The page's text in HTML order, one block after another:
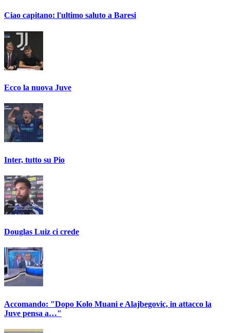
Ciao capitano: l'ultimo saluto a Baresi
Ecco la nuova Juve
Inter, tutto su Pio
Douglas Luiz ci crede
Accomando: "Dopo Kolo Muani e Alajbegovic, in attacco la
Juve pensa a…"